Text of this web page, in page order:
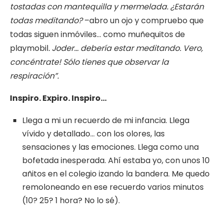
tostadas con mantequilla y mermelada. ¿Estarán
todas meditando?–abro un ojo y compruebo que
todas siguen inmóviles… como muñequitos de
playmobil. Joder… debería estar meditando. Vero,
concéntrate! Sólo tienes que observar la
respiración”.
Inspiro. Expiro. Inspiro…
Llega a mi un recuerdo de mi infancia. Llega
vívido y detallado… con los olores, las
sensaciones y las emociones. Llega como una
bofetada inesperada. Ahí estaba yo, con unos 10
añitos en el colegio izando la bandera. Me quedo
remoloneando en ese recuerdo varios minutos
(10? 25? 1 hora? No lo sé).